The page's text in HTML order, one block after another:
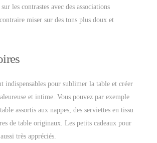
les contrastes avec des associations
miser sur des tons plus doux et
indispensables pour sublimer la table et créer
et intime. Vous pouvez par exemple
assortis aux nappes, des serviettes en tissu
de table originaux. Les petits cadeaux pour
très appréciés.